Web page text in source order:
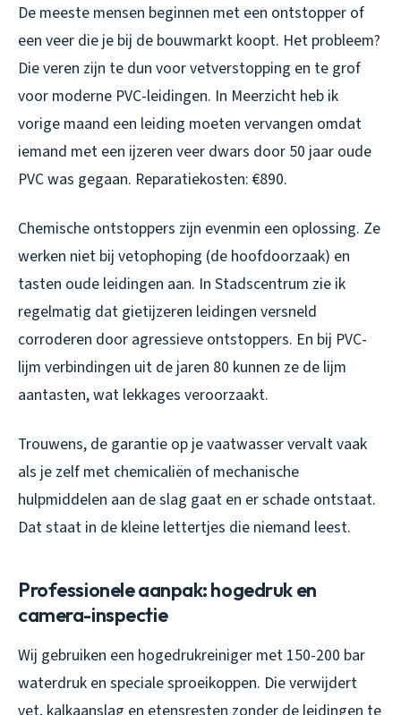
De meeste mensen beginnen met een ontstopper of
een veer die je bij de bouwmarkt koopt. Het probleem?
Die veren zijn te dun voor vetverstopping en te grof
voor moderne PVC-leidingen. In Meerzicht heb ik
vorige maand een leiding moeten vervangen omdat
iemand met een ijzeren veer dwars door 50 jaar oude
PVC was gegaan. Reparatiekosten: €890.
Chemische ontstoppers zijn evenmin een oplossing. Ze
werken niet bij vetophoping (de hoofdoorzaak) en
tasten oude leidingen aan. In Stadscentrum zie ik
regelmatig dat gietijzeren leidingen versneld
corroderen door agressieve ontstoppers. En bij PVC-
lijm verbindingen uit de jaren 80 kunnen ze de lijm
aantasten, wat lekkages veroorzaakt.
Trouwens, de garantie op je vaatwasser vervalt vaak
als je zelf met chemicaliën of mechanische
hulpmiddelen aan de slag gaat en er schade ontstaat.
Dat staat in de kleine lettertjes die niemand leest.
Professionele aanpak: hogedruk en
camera-inspectie
Wij gebruiken een hogedrukreiniger met 150-200 bar
waterdruk en speciale sproeikoppen. Die verwijdert